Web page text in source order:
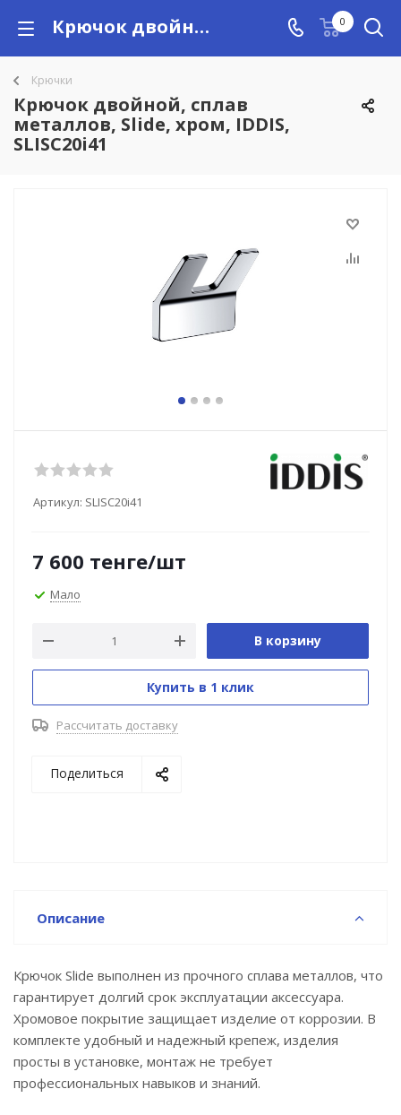
Крючок двойной, сплав металлов, Slide, хром, IDDIS, SLISC20i41 купить в Алматы с доставкой по Казахстану, цены 0
Крючки
Крючок двойной, сплав
металлов, Slide, хром, IDDIS,
SLISC20i41
Артикул: SLISC20i41
7 600 тенге/шт
Мало
В корзину
Купить в 1 клик
Рассчитать доставку
Поделиться
Описание
Крючок Slide выполнен из прочного сплава металлов, что
гарантирует долгий срок эксплуатации аксессуара.
Хромовое покрытие защищает изделие от коррозии. В
комплекте удобный и надежный крепеж, изделия
просты в установке, монтаж не требует
профессиональных навыков и знаний.